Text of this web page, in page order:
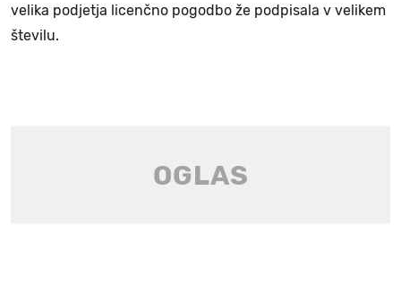
velika podjetja licenčno pogodbo že podpisala v velikem
številu.